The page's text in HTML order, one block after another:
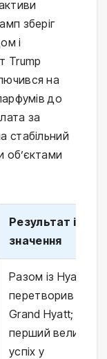
зберіг
і
Trump
на
до
за
стабільний
об’єктами
Результат і
значення
Разом із Hyatt
перетворив на
Grand Hyatt;
перший великий
успіх у